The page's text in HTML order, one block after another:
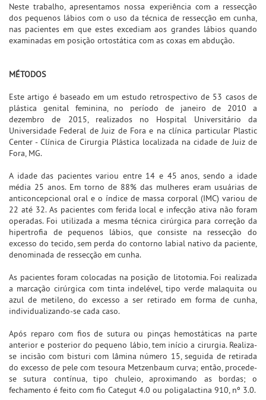
Neste trabalho, apresentamos nossa experiência com a ressecção
dos pequenos lábios com o uso da técnica de ressecção em cunha,
nas pacientes em que estes excediam aos grandes lábios quando
examinadas em posição ortostática com as coxas em abdução.
MÉTODOS
Este artigo é baseado em um estudo retrospectivo de 53 casos de
plástica genital feminina, no período de janeiro de 2010 a
dezembro de 2015, realizados no Hospital Universitário da
Universidade Federal de Juiz de Fora e na clínica particular Plastic
Center - Clínica de Cirurgia Plástica localizada na cidade de Juiz de
Fora, MG.
A idade das pacientes variou entre 14 e 45 anos, sendo a idade
média 25 anos. Em torno de 88% das mulheres eram usuárias de
anticoncepcional oral e o índice de massa corporal (IMC) variou de
22 até 32. As pacientes com ferida local e infecção ativa não foram
operadas. Foi utilizada a mesma técnica cirúrgica para correção da
hipertrofia de pequenos lábios, que consiste na ressecção do
excesso do tecido, sem perda do contorno labial nativo da paciente,
denominada de ressecção em cunha.
As pacientes foram colocadas na posição de litotomia. Foi realizada
a marcação cirúrgica com tinta indelével, tipo verde malaquita ou
azul de metileno, do excesso a ser retirado em forma de cunha,
individualizando-se cada caso.
Após reparo com fios de sutura ou pinças hemostáticas na parte
anterior e posterior do pequeno lábio, tem início a cirurgia. Realiza-
se incisão com bisturi com lâmina número 15, seguida de retirada
do excesso de pele com tesoura Metzenbaum curva; então, procede-
se sutura contínua, tipo chuleio, aproximando as bordas; o
fechamento é feito com fio Categut 4.0 ou poligalactina 910, nº 3.0.